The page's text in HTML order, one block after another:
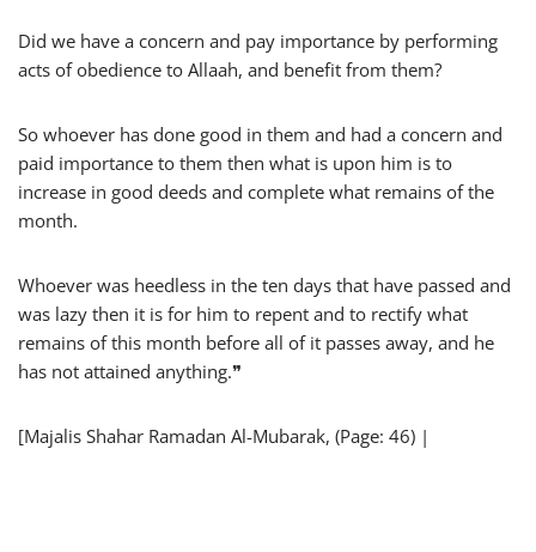
Did we have a concern and pay importance by performing
acts of obedience to Allaah, and benefit from them?
So whoever has done good in them and had a concern and
paid importance to them then what is upon him is to
increase in good deeds and complete what remains of the
month.
Whoever was heedless in the ten days that have passed and
was lazy then it is for him to repent and to rectify what
remains of this month before all of it passes away, and he
has not attained anything.❞
[Majalis Shahar Ramadan Al-Mubarak, (Page: 46) |